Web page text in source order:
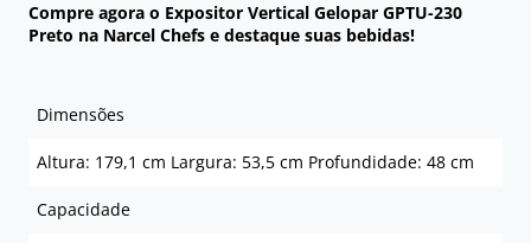
Compre agora o Expositor Vertical Gelopar GPTU-230
Preto na Narcel Chefs e destaque suas bebidas!
Dimensões
Altura: 179,1 cm Largura: 53,5 cm Profundidade: 48 cm
Capacidade